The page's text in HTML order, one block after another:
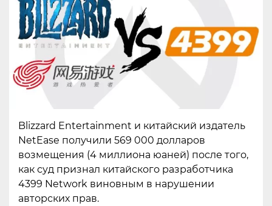
Blizzard Entertainment и китайский издатель
NetEase получили 569 000 долларов
возмещения (4 миллиона юаней) после того,
как суд признал китайского разработчика
4399 Network виновным в нарушении
авторских прав.